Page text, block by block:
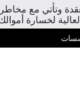
وتأتي مع مخاطر
لخسارة